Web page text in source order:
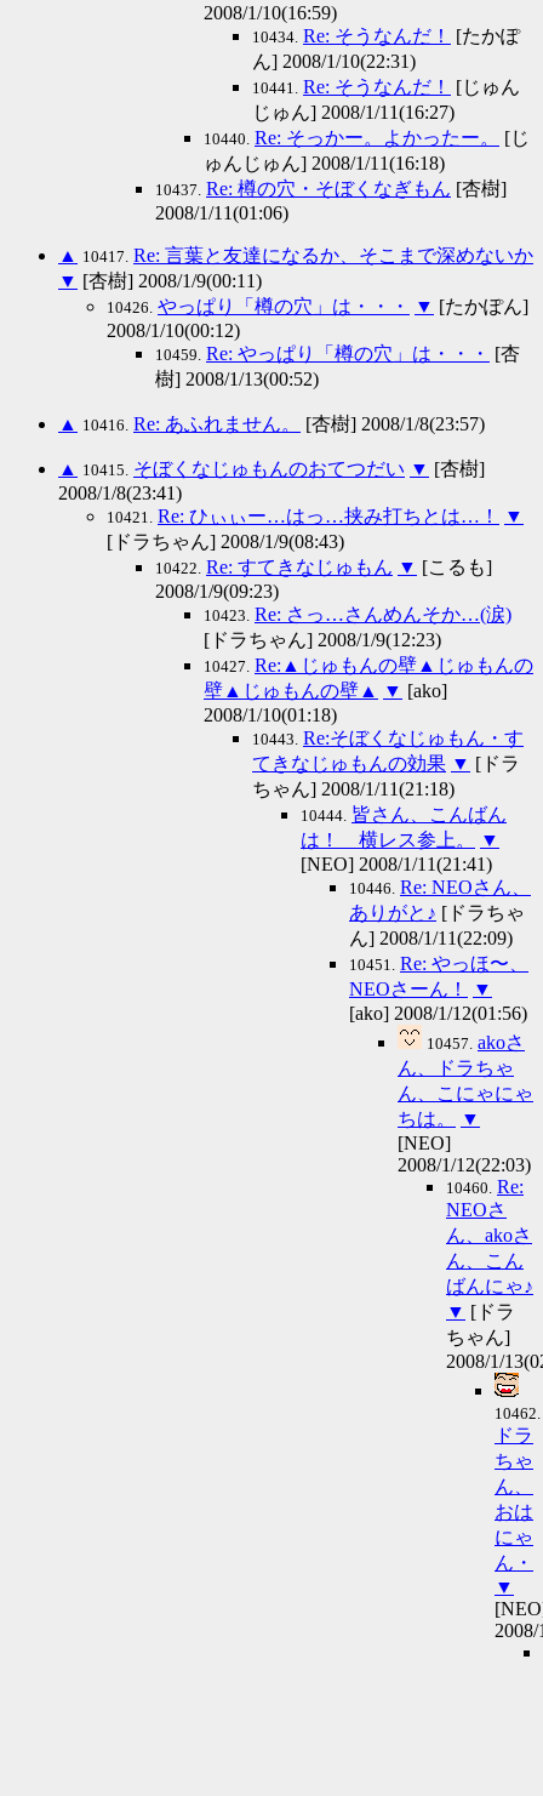
2008/1/10(16:59)
10434. Re: そうなんだ！
[たかぽ
ん] 2008/1/10(22:31)
10441. Re: そうなんだ！
[じゅん
じゅん] 2008/1/11(16:27)
10440. Re: そっかー。よかったー。
[じ
ゅんじゅん] 2008/1/11(16:18)
10437. Re: 樽の穴・そぼくなぎもん [杏樹]
2008/1/11(01:06)
▲ 10417. Re: 言葉と友達になるか、そこまで深めないか
▼ [杏樹] 2008/1/9(00:11)
10426. やっぱり「樽の穴」は・・・ ▼ [たかぽん]
2008/1/10(00:12)
10459. Re: やっぱり「樽の穴」は・・・
[杏
樹] 2008/1/13(00:52)
▲ 10416. Re: あふれません。 [杏樹] 2008/1/8(23:57)
▲ 10415. そぼくなじゅもんのおてつだい ▼ [杏樹]
2008/1/8(23:41)
10421. Re: ひぃぃー…はっ…挟み打ちとは…！
▼
[ドラちゃん] 2008/1/9(08:43)
10422. Re: すてきなじゅもん ▼ [こるも]
2008/1/9(09:23)
10423. Re: さっ…さんめんそか…(涙)
[ドラちゃん] 2008/1/9(12:23)
10427. Re:▲じゅもんの壁▲じゅもんの
壁▲じゅもんの壁▲
▼ [ako]
2008/1/10(01:18)
10443. Re:そぼくなじゅもん・す
てきなじゅもんの効果 ▼ [ドラ
ちゃん] 2008/1/11(21:18)
10444. 皆さん、こんばん
は！ 横レス参上。
▼
[NEO] 2008/1/11(21:41)
10446. Re: NEOさん、
ありがと♪ [ドラちゃ
ん] 2008/1/11(22:09)
10451.
Re: やっほ〜、
NEOさーん！
▼
[ako] 2008/1/12(01:56)
10457. akoさ
ん、ドラちゃ
ん、こにゃにゃ
ちは。
▼
[NEO]
2008/1/12(22:03)
10460. Re:
NEOさ
ん、akoさ
ん、こん
ばんにゃ♪
▼ [ドラ
ちゃん]
2008/1/
10462.
ドラ
ちゃ
ん、
おは
にゃ
ん・
▼